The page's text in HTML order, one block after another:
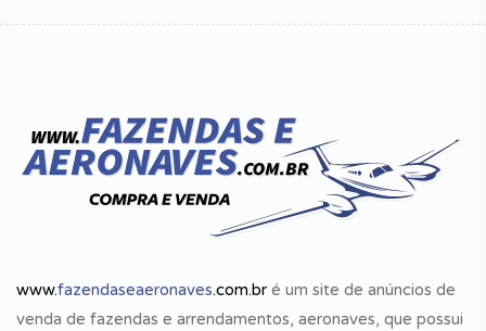
www.fazendaseaeronaves.com.br é um site de anúncios de
venda de fazendas e arrendamentos, aeronaves, que possui